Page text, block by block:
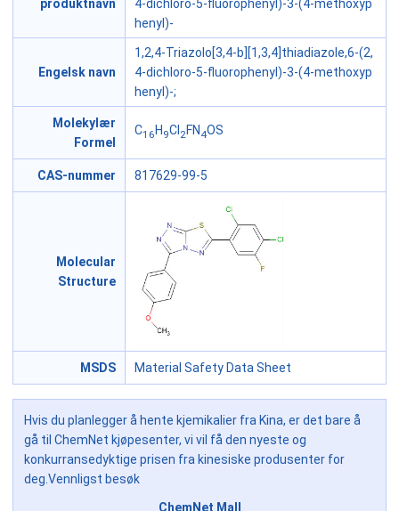
produktnavn
4-dichloro-5-fluorophenyl)-3-(4-methoxyp
henyl)-
Engelsk navn
1,2,4-Triazolo[3,4-b][1,3,4]thiadiazole,6-(2,
4-dichloro-5-fluorophenyl)-3-(4-methoxyp
henyl)-;
Molekylær
Formel
C16 H 9Cl 2FN 4OS
CAS-nummer 817629-99-5
Molecular
Structure
MSDS Material Safety Data Sheet
Hvis du planlegger å hente kjemikalier fra Kina, er det bare å
gå til ChemNet kjøpesenter, vi vil få den nyeste og
konkurransedyktige prisen fra kinesiske produsenter for
deg.Vennligst besøk
ChemNet Mall